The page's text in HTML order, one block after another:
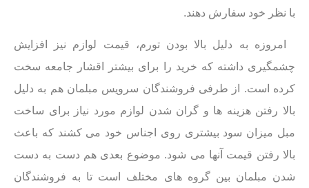
با نظر خود سفارش دهند.
امروزه به دلیل بالا بودن تورم، قیمت لوازم نیز افزایش
چشمگیری داشته که خرید را برای بیشتر اقشار جامعه سخت
کرده است. از طرفی فروشندگان سرویس مبلمان هم ‌به دلیل
بالا رفتن‌ هزینه ها و گران شدن لوازم مورد نیاز برای ساخت
مبل میزان سود بیشتری روی اجناس خود می کشند که باعث
بالا رفتن‌ قیمت آنها می شود. موضوع بعدی هم دست به دست
شدن مبلمان بین گروه های مختلف است تا به فروشندگان